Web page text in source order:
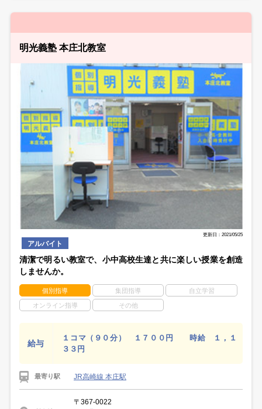
明光義塾 本庄北教室
更新日：2021/05/25
アルバイト
清潔で明るい教室で、小中高校生達と共に楽しい授業を創造
しませんか。
個別指導 集団指導 自立学習
オンライン指導 その他
給与
１コマ（９０分） １７００円 時給 １，１
３３円
最寄り駅 JR高崎線 本庄駅
〒367-0022